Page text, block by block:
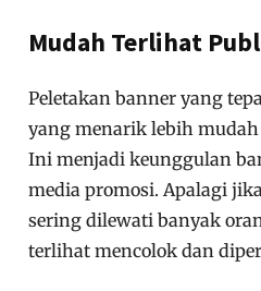
Mudah Terlihat
Peletakan banner yang
yang menarik lebih
Ini menjadi keunggulan
media promosi. Apalagi
sering dilewati banyak
terlihat mencolok dan